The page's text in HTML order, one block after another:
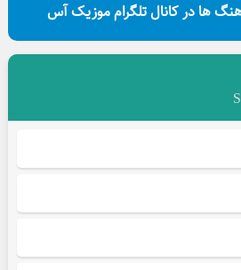
ها در کانال تلگرام موزیک آس